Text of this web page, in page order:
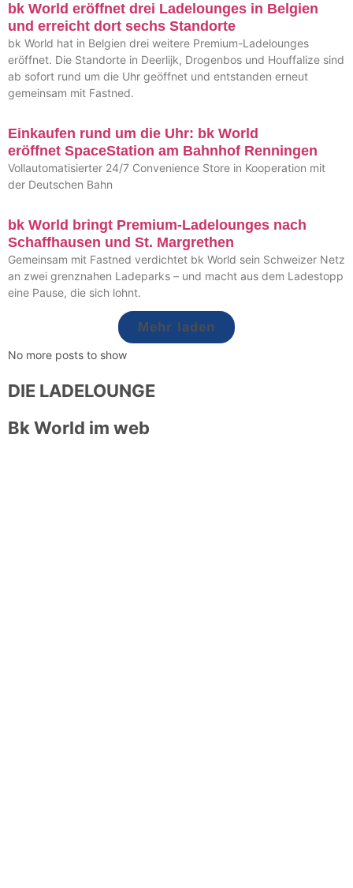
bk World eröffnet drei Ladelounges in Belgien
und erreicht dort sechs Standorte
bk World hat in Belgien drei weitere Premium-Ladelounges
eröffnet. Die Standorte in Deerlijk, Drogenbos und Houffalize sind
ab sofort rund um die Uhr geöffnet und entstanden erneut
gemeinsam mit Fastned.
Einkaufen rund um die Uhr: bk World
eröffnet SpaceStation am Bahnhof Renningen
Vollautomatisierter 24/7 Convenience Store in Kooperation mit
der Deutschen Bahn
bk World bringt Premium-Ladelounges nach
Schaffhausen und St. Margrethen
Gemeinsam mit Fastned verdichtet bk World sein Schweizer Netz
an zwei grenznahen Ladeparks – und macht aus dem Ladestopp
eine Pause, die sich lohnt.
Mehr laden
No more posts to show
DIE LADELOUNGE
Bk World im web